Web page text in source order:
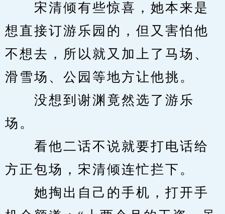
宋清倾有些惊喜，她本来是
想直接订游乐园的，但又害怕他
不想去，所以就又加上了马场、
滑雪场、公园等地方让他挑。
没想到谢渊竟然选了游乐
场。
看他二话不说就要打电话给
方正包场，宋清倾连忙拦下。
她掏出自己的手机，打开手